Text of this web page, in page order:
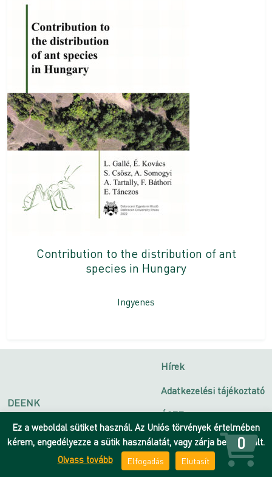
Contribution to the distribution of ant
species in Hungary
Ingyenes
DEENK
Debreceni Egyetem
Hírek
Adatkezelési tájékoztató
ÁSZF
Impresszum
Kapcsolat
Ez a weboldal sütiket használ. Az Uniós törvények értelmében
kérem, engedélyezze a sütik használatát, vagy zárja be az oldalt.
Olvass tovább
Elfogadás Elutasít
0